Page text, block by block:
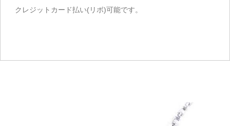
クレジットカード払い(リボ)可能です。